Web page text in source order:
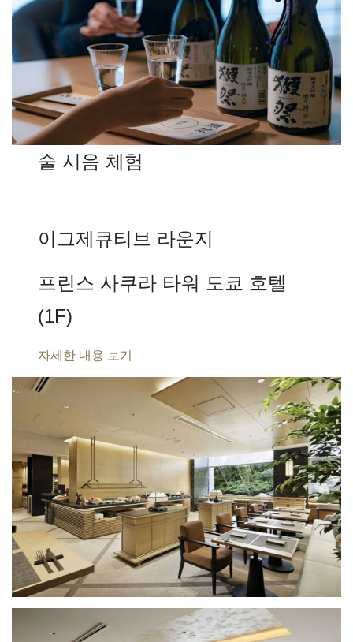
술 시음 체험
이그제큐티브 라운지
프린스 사쿠라 타워 도쿄 호텔
(1F)
자세한 내용 보기